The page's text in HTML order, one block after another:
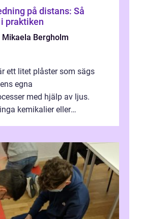
på distans: Så
praktiken
Mikaela Bergholm
ett litet plåster som sägs
egna
med hjälp av ljus.
kemikalier eller